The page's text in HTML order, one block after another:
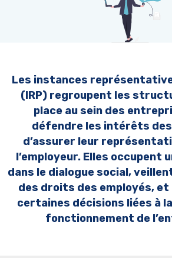
Les instances
(IRP) regroupent les
place au sein des
défendre les intérêts
d’assurer leur
l’employeur. Elles occupent
dans le dialogue social,
des droits des employés,
certaines décisions liées à
fonctionnement de